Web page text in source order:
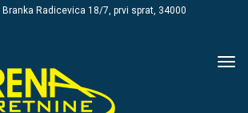
| Branka Radicevica 18/7, prvi sprat, 34000